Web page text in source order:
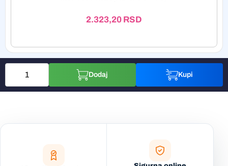
2.323,20 RSD
Dodaj Kupi